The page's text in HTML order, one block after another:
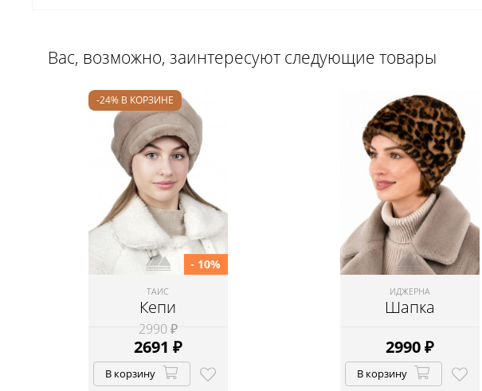
Вас, возможно, заинтересуют следующие товары
-24% В КОРЗИНЕ
ТАИС
Кепи
2990 ₽
2691 ₽
- 10%
В корзину
ИДЖЕРНА
Шапка
2990₽
В корзину